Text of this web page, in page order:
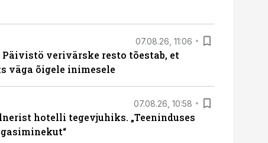
07.08.26, 11:06
verivärske resto tõestab, et
väga õigele inimesele
07.08.26, 10:58
hotelli tegevjuhiks. „Teeninduses